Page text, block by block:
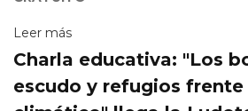
Leer más
Charla educativa: "Los
escudo y refugios